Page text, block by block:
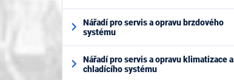
Nářadí pro servis a opravu brzdového
systému
Nářadí pro servis a opravu klimatizace a
chladícího systému